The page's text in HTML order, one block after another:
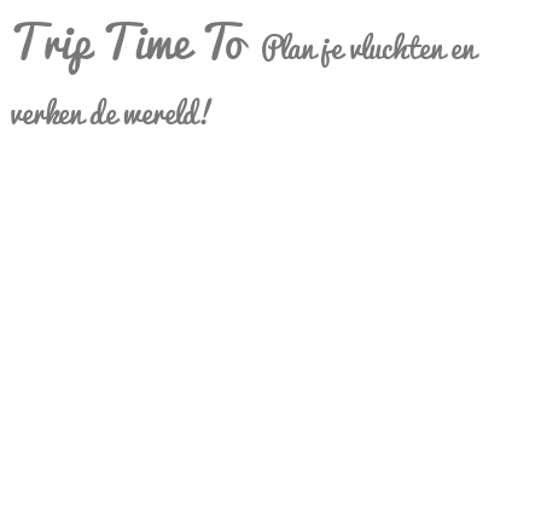
Trip Time To Plan je vluchten en
verken de wereld!